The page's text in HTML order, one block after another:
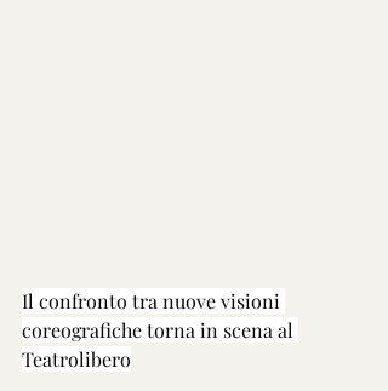
Il confronto tra nuove visioni
coreografiche torna in scena al
Teatrolibero